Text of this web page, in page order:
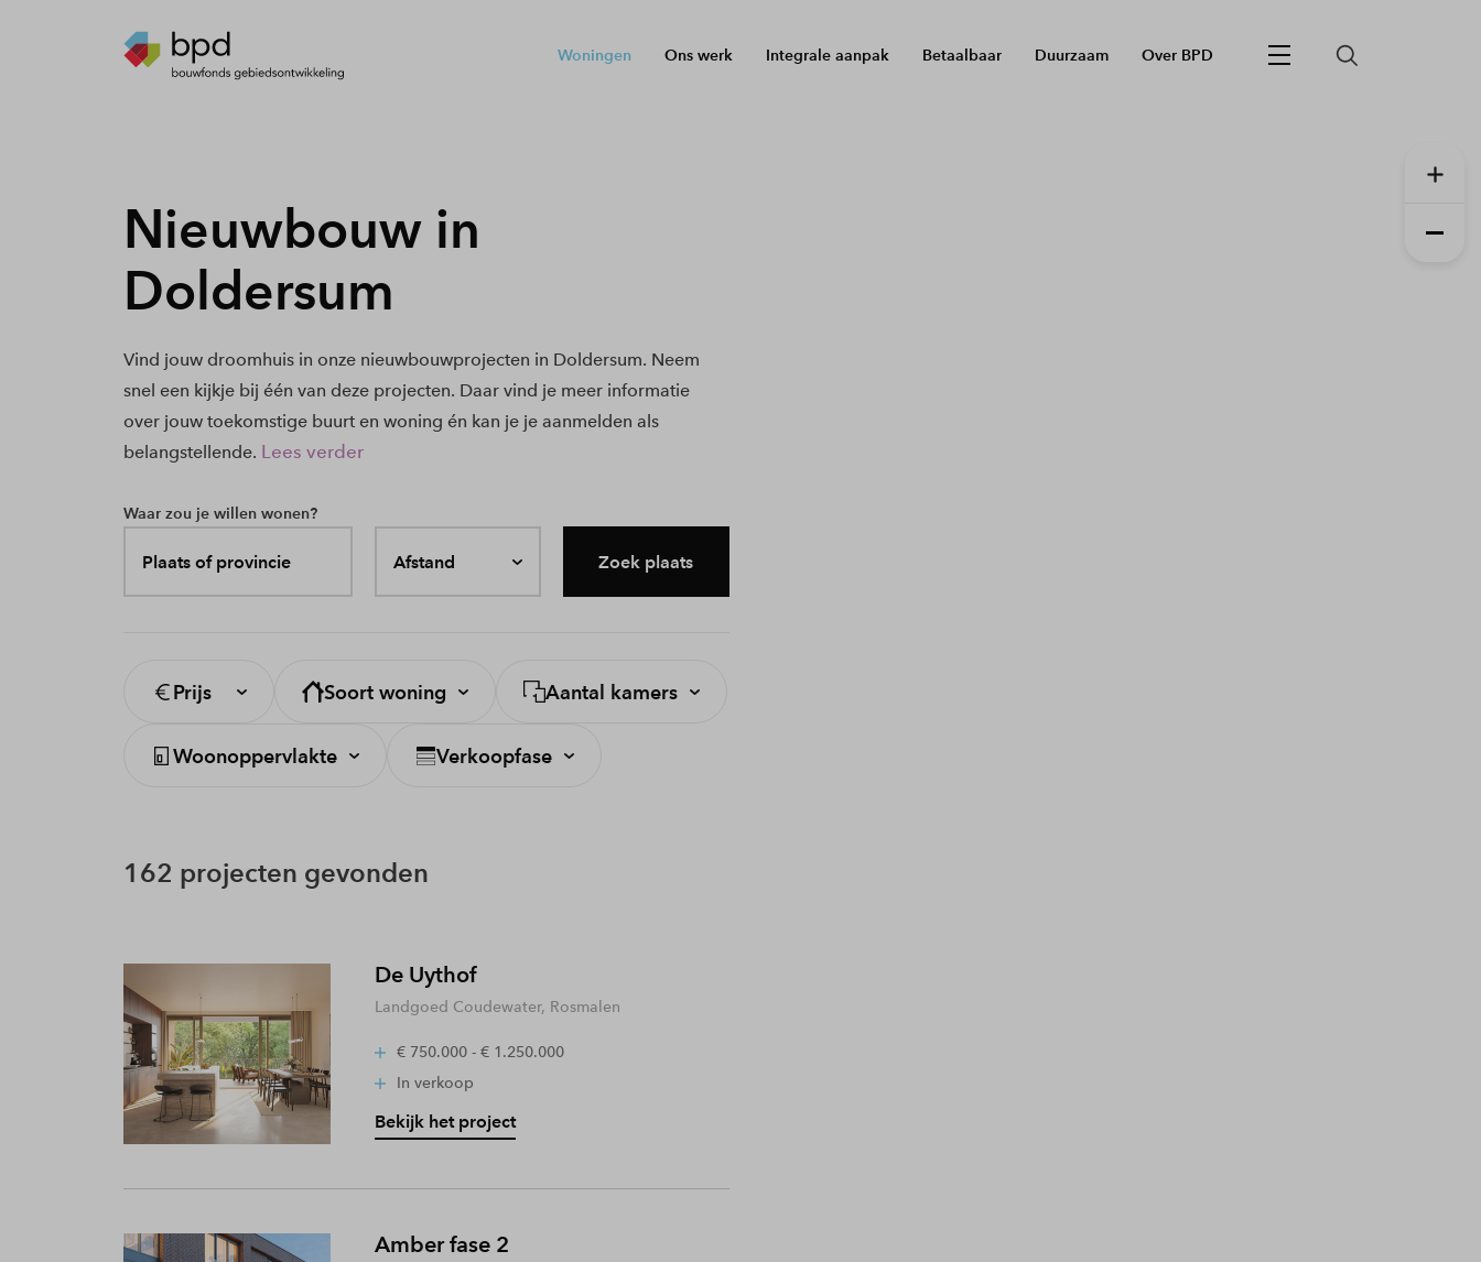
Woningen Ons werk Integrale aanpak Betaalbaar Duurzaam Over BPD
Nieuwbouw in
Doldersum
Vind jouw droomhuis in onze nieuwbouwprojecten in Doldersum. Neem
snel een kijkje bij één van deze projecten. Daar vind je meer informatie
over jouw toekomstige buurt en woning én kan je je aanmelden als
belangstellende. Lees verder
Waar zou je willen wonen?
Plaats of provincie Afstand Zoek plaats
Prijs Soort woning Aantal kamers
Woonoppervlakte Verkoopfase
162 projecten gevonden
De Uythof
Landgoed Coudewater, Rosmalen
€ 750.000 - € 1.250.000
In verkoop
Bekijk het project
Amber fase 2